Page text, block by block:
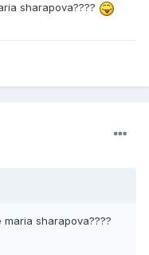
sharapova????
sharapova????